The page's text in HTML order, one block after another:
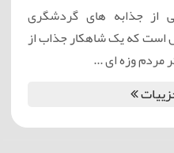
از جذابه های گردشگری
است که یک شاهکار جذاب از
مردم وزه ای ...